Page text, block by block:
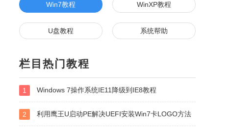
Win7教程 WinXP教程
U盘教程 系统帮助
栏目热门教程
1 Windows 7操作系统IE11降级到IE8教程
2 利用鹰王U启动PE解决UEFI安装Win7卡LOGO方法